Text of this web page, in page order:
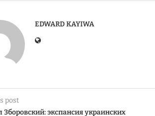
EDWARD KAYIWA
post
экспансия украинских